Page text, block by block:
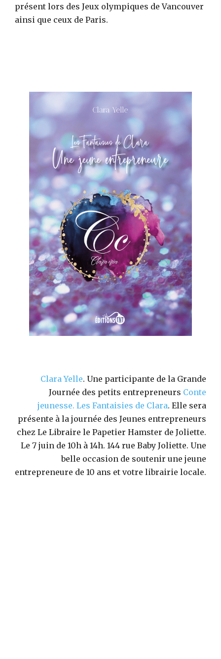
présent lors des Jeux olympiques de Vancouver
ainsi que ceux de Paris.
Clara Yelle. Une participante de la Grande
Journée des petits entrepreneurs Conte
jeunesse. Les Fantaisies de Clara. Elle sera
présente à la journée des Jeunes entrepreneurs
chez Le Libraire le Papetier Hamster de Joliette.
Le 7 juin de 10h à 14h. 144 rue Baby Joliette. Une
belle occasion de soutenir une jeune
entrepreneure de 10 ans et votre librairie locale.